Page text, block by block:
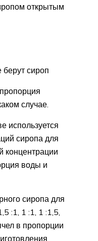
открытым
берут сироп
случае.
используется
сиропа для
концентрации
воды и
сиропа для
:1, 1 :1, 1 :1,5,
в пропорции